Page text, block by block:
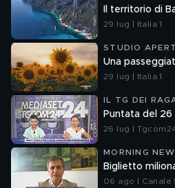
Il territorio di
29 lug | Italia 1
STUDIO
Una
29 lug | Italia 1
IL TG DEI
Puntata del 26
26 lug |
MORNING
Biglietto
06 ago | Canale